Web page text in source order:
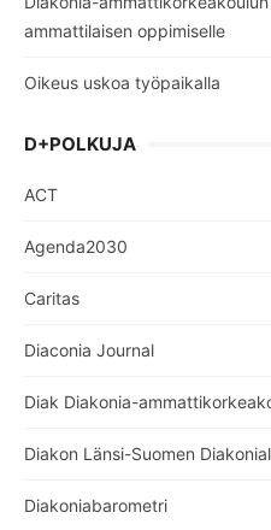
ammattilaisen oppimiselle
Oikeus uskoa työpaikalla
D+POLKUJA
ACT
Agenda2030
Caritas
Diaconia Journal
Diak Diakonia-
Diakon Länsi-Suomen
Diakoniabarometri